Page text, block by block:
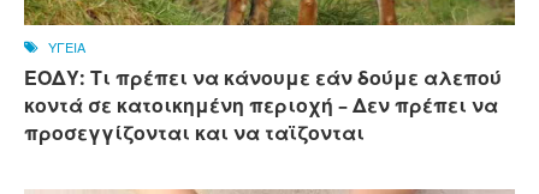
ΥΓΕΙΑ
ΕΟΔΥ: Τι πρέπει να κάνουμε εάν δούμε αλεπού
κοντά σε κατοικημένη περιοχή – Δεν πρέπει να
προσεγγίζονται και να ταϊζονται